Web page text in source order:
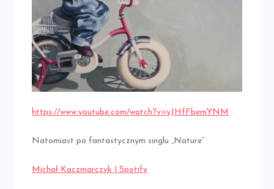
https://www.youtube.com/watch?v=yJHfFbemYNM .
Natomiast po fantastycznym singlu „Nature”
Michał Kaczmarczyk | Spotify